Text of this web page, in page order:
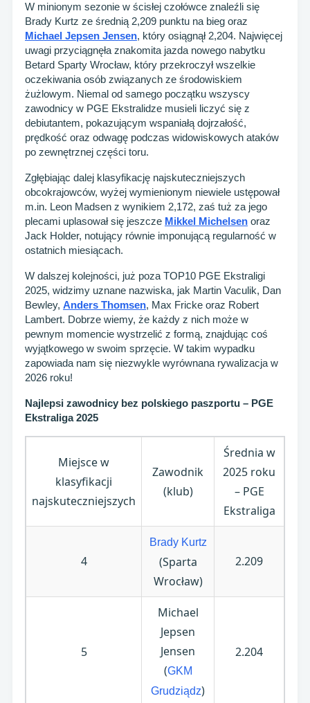
W minionym sezonie w ścisłej czołówce znaleźli się
Brady Kurtz ze średnią 2,209 punktu na bieg oraz
Michael Jepsen Jensen, który osiągnął 2,204. Najwięcej
uwagi przyciągnęła znakomita jazda nowego nabytku
Betard Sparty Wrocław, który przekroczył wszelkie
oczekiwania osób związanych ze środowiskiem
żużlowym. Niemal od samego początku wszyscy
zawodnicy w PGE Ekstralidze musieli liczyć się z
debiutantem, pokazującym wspaniałą dojrzałość,
prędkość oraz odwagę podczas widowiskowych ataków
po zewnętrznej części toru.
Zgłębiając dalej klasyfikację najskuteczniejszych
obcokrajowców, wyżej wymienionym niewiele ustępował
m.in. Leon Madsen z wynikiem 2,172, zaś tuż za jego
plecami uplasował się jeszcze Mikkel Michelsen oraz
Jack Holder, notujący równie imponującą regularność w
ostatnich miesiącach.
W dalszej kolejności, już poza TOP10 PGE Ekstraligi
2025, widzimy uznane nazwiska, jak Martin Vaculik, Dan
Bewley, Anders Thomsen, Max Fricke oraz Robert
Lambert. Dobrze wiemy, że każdy z nich może w
pewnym momencie wystrzelić z formą, znajdując coś
wyjątkowego w swoim sprzęcie. W takim wypadku
zapowiada nam się niezwykle wyrównana rywalizacja w
2026 roku!
Najlepsi zawodnicy bez polskiego paszportu – PGE
Ekstraliga 2025
Miejsce w
klasyfikacji
najskuteczniejszych
Zawodnik
(klub)
Średnia w
2025 roku
– PGE
Ekstraliga
4
Brady Kurtz
(Sparta
Wrocław)
2.209
5
Michael
Jepsen
Jensen
(GKM
Grudziądz)
2.204